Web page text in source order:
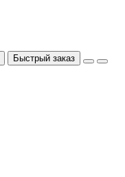
Быстрый заказ